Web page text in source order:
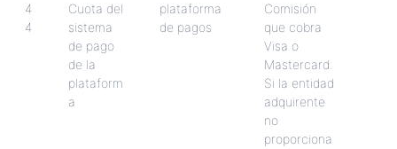
4
4
Cuota del
sistema
de pago
de la
plataform
a
plataforma
de pagos
Comisión
que cobra
Visa o
Mastercard
Si la entidad
adquirente
no
proporciona